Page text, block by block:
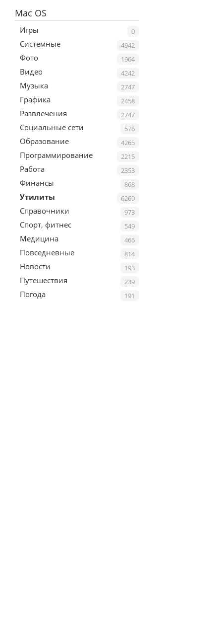
Mac OS
0
Игры
4942
Системные
1964
Фото
4242
Видео
2747
Музыка
2458
Графика
2747
Развлечения
576
Социальные сети
4265
Образование
2215
Программирование
2353
Работа
868
Финансы
6260
Утилиты
973
Справочники
549
Спорт, фитнес
466
Медицина
814
Повседневные
193
Новости
239
Путешествия
191
Погода